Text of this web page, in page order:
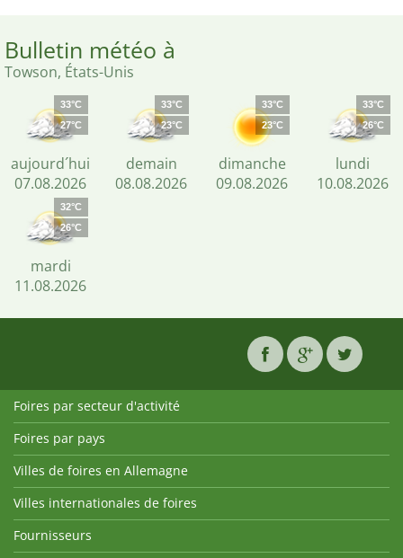
Bulletin météo à
Towson, États-Unis
33°C
27°C
aujourd´hui
07.08.2026
33°C
23°C
demain
08.08.2026
33°C
23°C
dimanche
09.08.2026
33°C
26°C
lundi
10.08.2026
32°C
26°C
mardi
11.08.2026
Foires par secteur d'activité
Foires par pays
Villes de foires en Allemagne
Villes internationales de foires
Fournisseurs